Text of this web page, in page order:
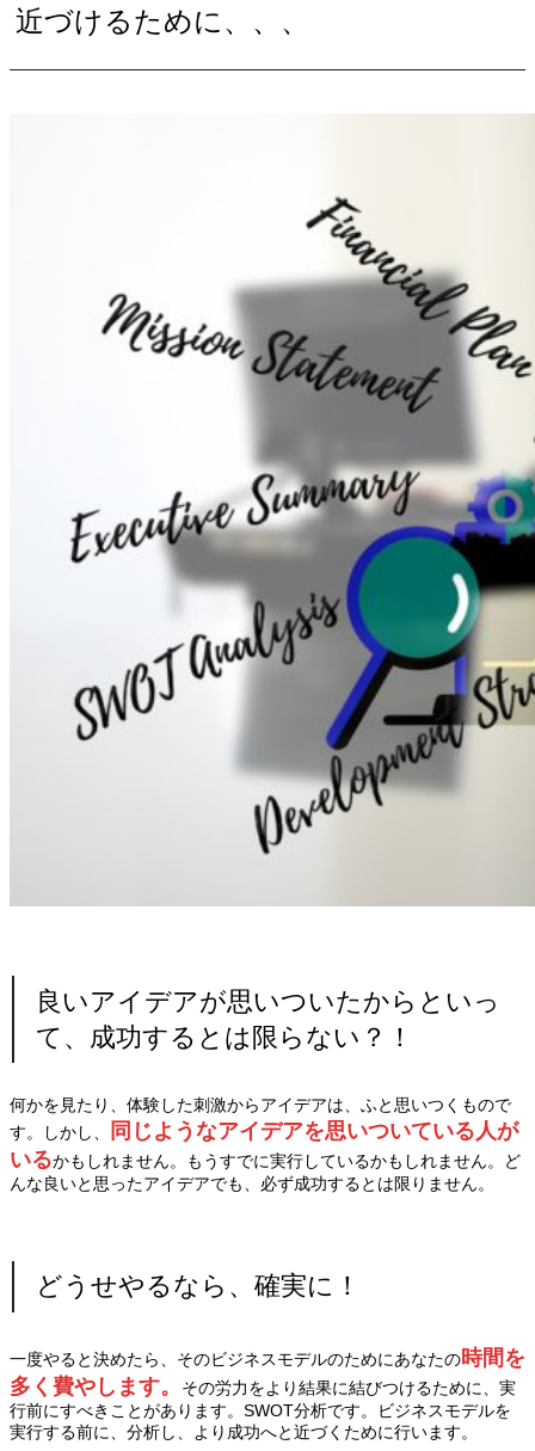
近づけるために、、、
良いアイデアが思いついたからといっ
て、成功するとは限らない？！
何かを見たり、体験した刺激からアイデアは、ふと思いつくもので
す。しかし、
同じようなアイデアを思いついている人が
いるかもしれません。もうすでに実行しているかもしれません。ど
んな良いと思ったアイデアでも、必ず成功するとは限りません。
どうせやるなら、確実に！
一度やると決めたら、そのビジネスモデルのためにあなたの時間を
多く費やします。
その労力をより結果に結びつけるために、実
行前にすべきことがあります。SWOT分析です。ビジネスモデルを
実行する前に、分析し、より成功へと近づくために行います。